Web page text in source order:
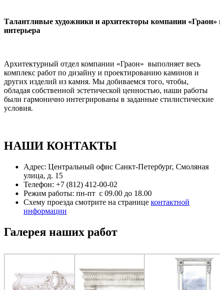
Талантливые художники и архитекторы компании
интерьера
Архитектурный отдел компании «Граон» выполняет весь
комплекс работ по дизайну и проектированию каминов и
других изделий из камня. Мы добиваемся того, чтобы,
обладая собственной эстетической ценностью, наши работы
были гармонично интегрированы в заданные стилистические
условия.
НАШИ КОНТАКТЫ
Адрес: Центральный офис Санкт-Петербург, Смоляная
улица, д. 15
Телефон: +7 (812) 412-00-02
Режим работы: пн-пт с 09.00 до 18.00
Схему проезда смотрите на странице контактной
информации
Галерея наших работ